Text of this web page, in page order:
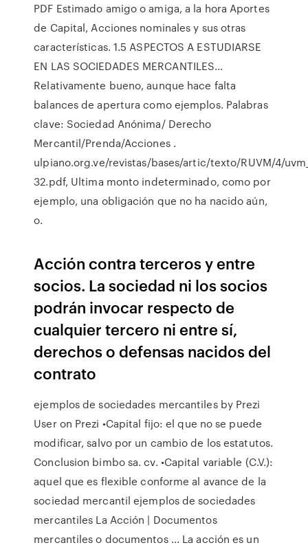
PDF Estimado amigo o amiga, a la hora Aportes
de Capital, Acciones nominales y sus otras
características. 1.5 ASPECTOS A ESTUDIARSE
EN LAS SOCIEDADES MERCANTILES…
Relativamente bueno, aunque hace falta
balances de apertura como ejemplos. Palabras
clave: Sociedad Anónima/ Derecho
Mercantil/Prenda/Acciones .
ulpiano.org.ve/revistas/bases/artic/texto/RUVM/4/
32.pdf, Ultima monto indeterminado, como por
ejemplo, una obligación que no ha nacido aún,
o.
Acción contra terceros y entre
socios. La sociedad ni los socios
podrán invocar respecto de
cualquier tercero ni entre sí,
derechos o defensas nacidos del
contrato
ejemplos de sociedades mercantiles by Prezi
User on Prezi •Capital fijo: el que no se puede
modificar, salvo por un cambio de los estatutos.
Conclusion bimbo sa. cv. •Capital variable (C.V.):
aquel que es flexible conforme al avance de la
sociedad mercantil ejemplos de sociedades
mercantiles La Acción | Documentos
mercantiles o documentos ... La acción es un